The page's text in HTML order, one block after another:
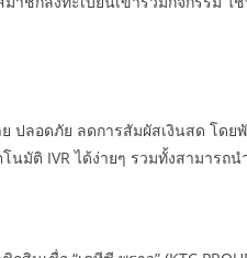
อดภัย ลดการสัมผัสเงินสด โดยพั
มัติ IVR ได้ง่ายๆ รวมทั้งสามารถ